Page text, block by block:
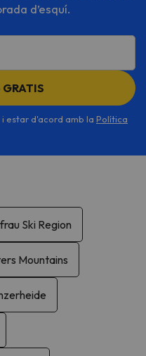
d’esquí.
estar d'acord amb la Política
Ski Region
Mountains